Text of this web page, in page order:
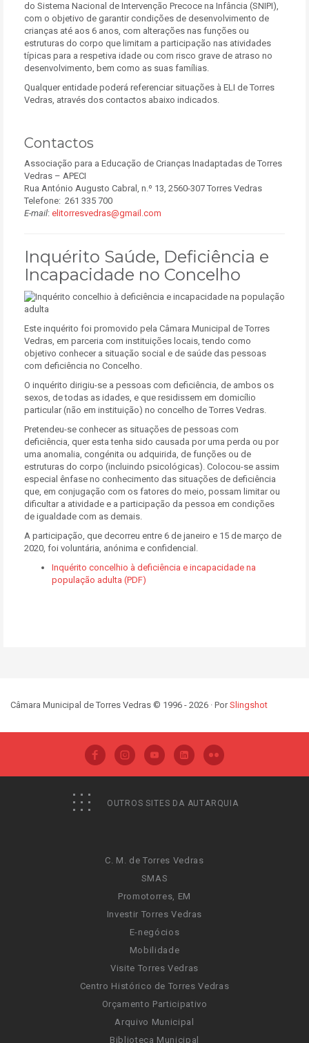
do Sistema Nacional de Intervenção Precoce na Infância (SNIPI),
com o objetivo de garantir condições de desenvolvimento de
crianças até aos 6 anos, com alterações nas funções ou
estruturas do corpo que limitam a participação nas atividades
típicas para a respetiva idade ou com risco grave de atraso no
desenvolvimento, bem como as suas famílias.
Qualquer entidade poderá referenciar situações à ELI de Torres
Vedras, através dos contactos abaixo indicados.
Contactos
Associação para a Educação de Crianças Inadaptadas de Torres
Vedras – APECI
Rua António Augusto Cabral, n.º 13, 2560-307 Torres Vedras
Telefone: 261 335 700
E-mail: elitorresvedras@gmail.com
Inquérito Saúde, Deficiência e
Incapacidade no Concelho
Este inquérito foi promovido pela Câmara Municipal de Torres
Vedras, em parceria com instituições locais, tendo como
objetivo conhecer a situação social e de saúde das pessoas
com deficiência no Concelho.
O inquérito dirigiu-se a pessoas com deficiência, de ambos os
sexos, de todas as idades, e que residissem em domicílio
particular (não em instituição) no concelho de Torres Vedras.
Pretendeu-se conhecer as situações de pessoas com
deficiência, quer esta tenha sido causada por uma perda ou por
uma anomalia, congénita ou adquirida, de funções ou de
estruturas do corpo (incluindo psicológicas). Colocou-se assim
especial ênfase no conhecimento das situações de deficiência
que, em conjugação com os fatores do meio, possam limitar ou
dificultar a atividade e a participação da pessoa em condições
de igualdade com as demais.
A participação, que decorreu entre 6 de janeiro e 15 de março de
2020, foi voluntária, anónima e confidencial.
Inquérito concelhio à deficiência e incapacidade na
população adulta (PDF)
Câmara Municipal de Torres Vedras © 1996 - 2026 · PorSlingshot
OUTROS SITES DA AUTARQUIA
C. M. de Torres Vedras
SMAS
Promotorres, EM
Investir Torres Vedras
E-negócios
Mobilidade
Visite Torres Vedras
Centro Histórico de Torres Vedras
Orçamento Participativo
Arquivo Municipal
Biblioteca Municipal